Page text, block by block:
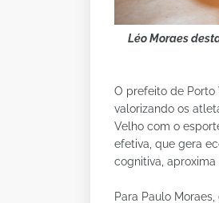
Léo Moraes
O prefeito de Porto
valorizando os
Velho com o
efetiva, que gera
cognitiva, aproxima
Para Paulo